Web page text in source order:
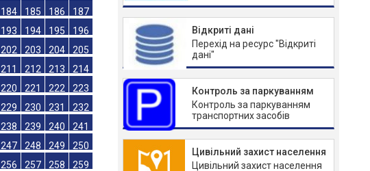
166 167 168
169
175 176 177
178
184 185 186
187
193 194 195
196
202 203 204
205
211 212 213
214
220 221 222
223
229 230 231
232
238 239 240
241
Відкриті дані
Перехід на ресурс "Відкриті
дані"
Контроль за паркуванням
Контроль за паркуванням
транспортних засобів
Цивільний захист населення
Цивільний захист населення